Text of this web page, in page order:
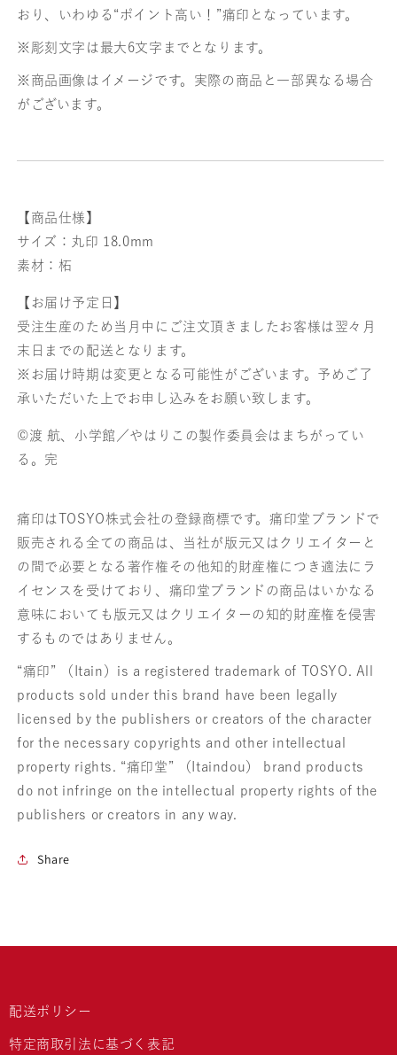
おり、いわゆる“ポイント高い！”痛印となっています。
※彫刻文字は最大6文字までとなります。
※商品画像はイメージです。実際の商品と一部異なる場合
がございます。
【商品仕様】
サイズ：丸印 18.0mm
素材：柘
【お届け予定日】
受注生産のため当月中にご注文頂きましたお客様は翌々月
末日までの配送となります。
※お届け時期は変更となる可能性がございます。予めご了
承いただいた上でお申し込みをお願い致します。
©渡 航、小学館／やはりこの製作委員会はまちがってい
る。完
痛印はTOSYO株式会社の登録商標です。痛印堂ブランドで
販売される全ての商品は、当社が版元又はクリエイターと
の間で必要となる著作権その他知的財産権につき適法にラ
イセンスを受けており、痛印堂ブランドの商品はいかなる
意味においても版元又はクリエイターの知的財産権を侵害
するものではありません。
“痛印” （Itain）is a registered trademark of TOSYO. All
products sold under this brand have been legally
licensed by the publishers or creators of the character
for the necessary copyrights and other intellectual
property rights. “痛印堂” （Itaindou） brand products
do not infringe on the intellectual property rights of the
publishers or creators in any way.
Share
配送ポリシー
特定商取引法に基づく表記